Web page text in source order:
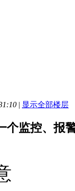
| 显示全部楼层
个监控、报